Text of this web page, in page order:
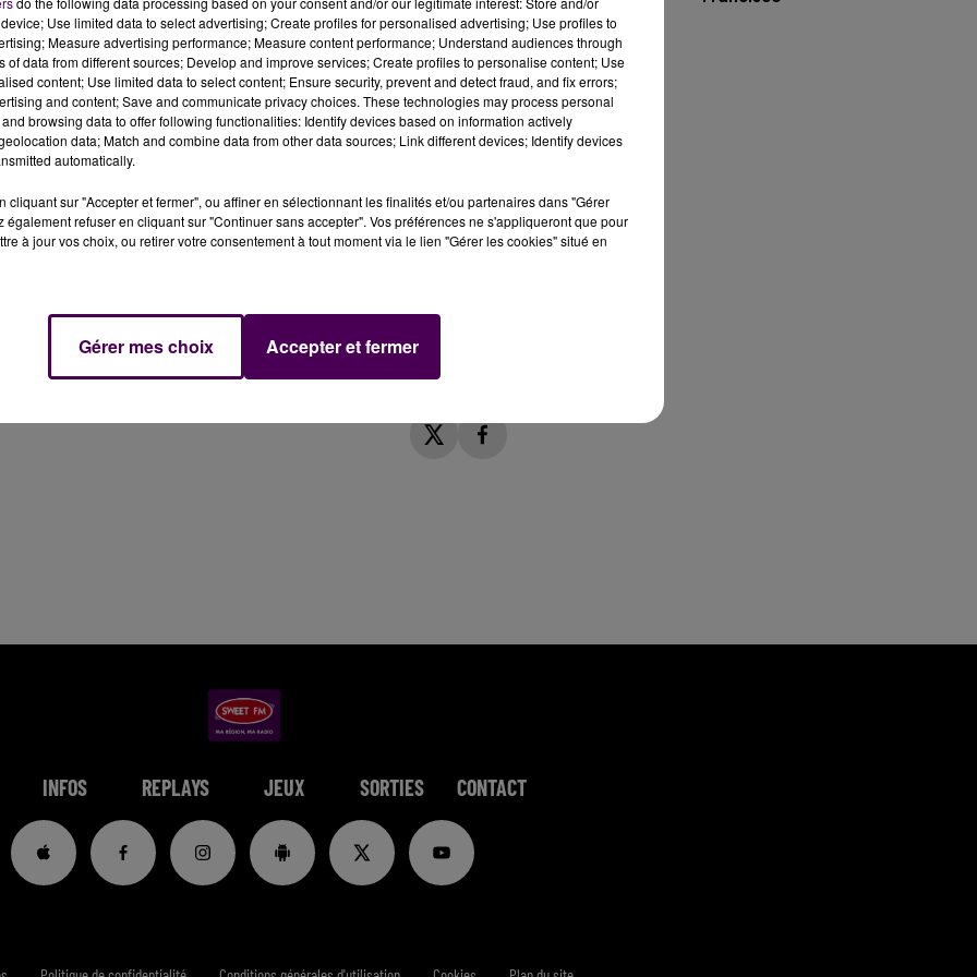
le 21 octobre le brouillage des drones
dispositif doit rester actif jusqu'à la fin du mois.
d'un drone survolant par intermittence la
de l'Eure a formulé une demande auprès
autorisentla mise en place d'un dispositif de
industriel Manoir France"
spécifique, composé entre autres d'un pistolet et d'un
l'Etat dans l'Eure court jusqu'au vendredi 31 octobre,
pour les secteurs du nucléaire et de la défense.
INFOS REPLAYS JEUX SORTIES CONTACT
Use limited data to select advertising; Create profiles for personalised advertising; Use profiles to
Measure advertising performance; Measure content performance; Understand audiences through
of data from different sources; Develop and improve services; Create profiles to personalise content; Use
content; Use limited data to select content; Ensure security, prevent and detect fraud, and fix errors;
and content; Save and communicate privacy choices. These technologies may process personal
browsing data to offer following functionalities: Identify devices based on information actively
data; Match and combine data from other data sources; Link different devices; Identify devices
automatically.
cliquant sur "Accepter et fermer", ou affiner en sélectionnant les finalités et/ou partenaires dans "Gérer
également refuser en cliquant sur "Continuer sans accepter". Vos préférences ne s'appliqueront que pour
à jour vos choix, ou retirer votre consentement à tout moment via le lien "Gérer les cookies" situé en
Gérer mes choix Accepter et fermer